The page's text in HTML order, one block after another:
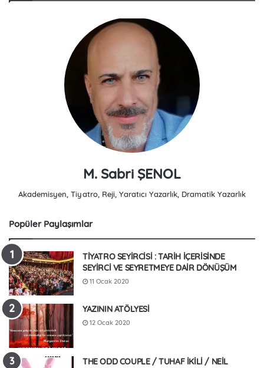
M. Sabri ŞENOL
Akademisyen, Tiyatro, Reji, Yaratıcı Yazarlık, Dramatik Yazarlık
Popüler Paylaşımlar
TİYATRO SEYİRCİSİ : TARİH İÇERİSİNDE
SEYİRCİ VE SEYRETMEYE DAİR DÖNÜŞÜM
11 Ocak 2020
YAZININ ATÖLYESİ
12 Ocak 2020
THE ODD COUPLE / TUHAF İKİLİ / NEİL